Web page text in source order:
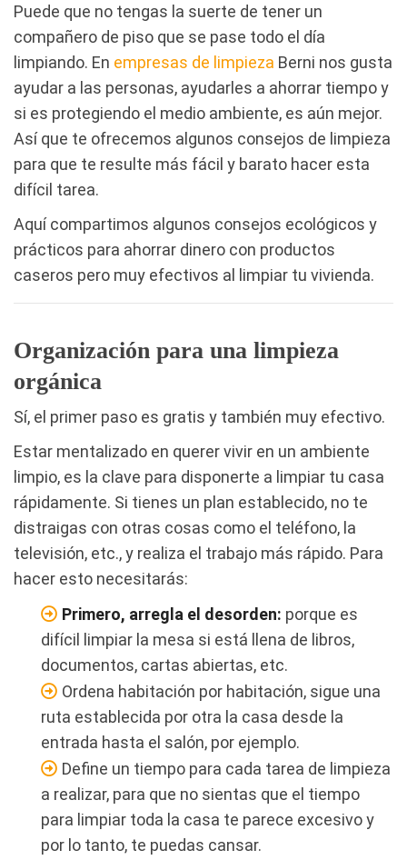
Puede que no tengas la suerte de tener un
compañero de piso que se pase todo el día
limpiando. En empresas de limpieza Berni nos gusta
ayudar a las personas, ayudarles a ahorrar tiempo y
si es protegiendo el medio ambiente, es aún mejor.
Así que te ofrecemos algunos consejos de limpieza
para que te resulte más fácil y barato hacer esta
difícil tarea.
Aquí compartimos algunos consejos ecológicos y
prácticos para ahorrar dinero con productos
caseros pero muy efectivos al limpiar tu vivienda.
Organización para una limpieza
orgánica
Sí, el primer paso es gratis y también muy efectivo.
Estar mentalizado en querer vivir en un ambiente
limpio, es la clave para disponerte a limpiar tu casa
rápidamente. Si tienes un plan establecido, no te
distraigas con otras cosas como el teléfono, la
televisión, etc., y realiza el trabajo más rápido. Para
hacer esto necesitarás:
Primero, arregla el desorden: porque es
difícil limpiar la mesa si está llena de libros,
documentos, cartas abiertas, etc.
Ordena habitación por habitación, sigue una
ruta establecida por otra la casa desde la
entrada hasta el salón, por ejemplo.
Define un tiempo para cada tarea de limpieza
a realizar, para que no sientas que el tiempo
para limpiar toda la casa te parece excesivo y
por lo tanto, te puedas cansar.